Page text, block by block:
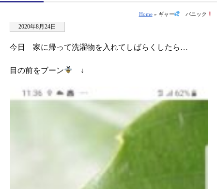
Home» ギャー パニック
2020年8月24日
今日 家に帰って洗濯物を入れてしばらくしたら…
目の前をブーン ↓